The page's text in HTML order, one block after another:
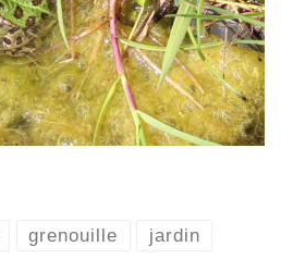
grenouille jardin